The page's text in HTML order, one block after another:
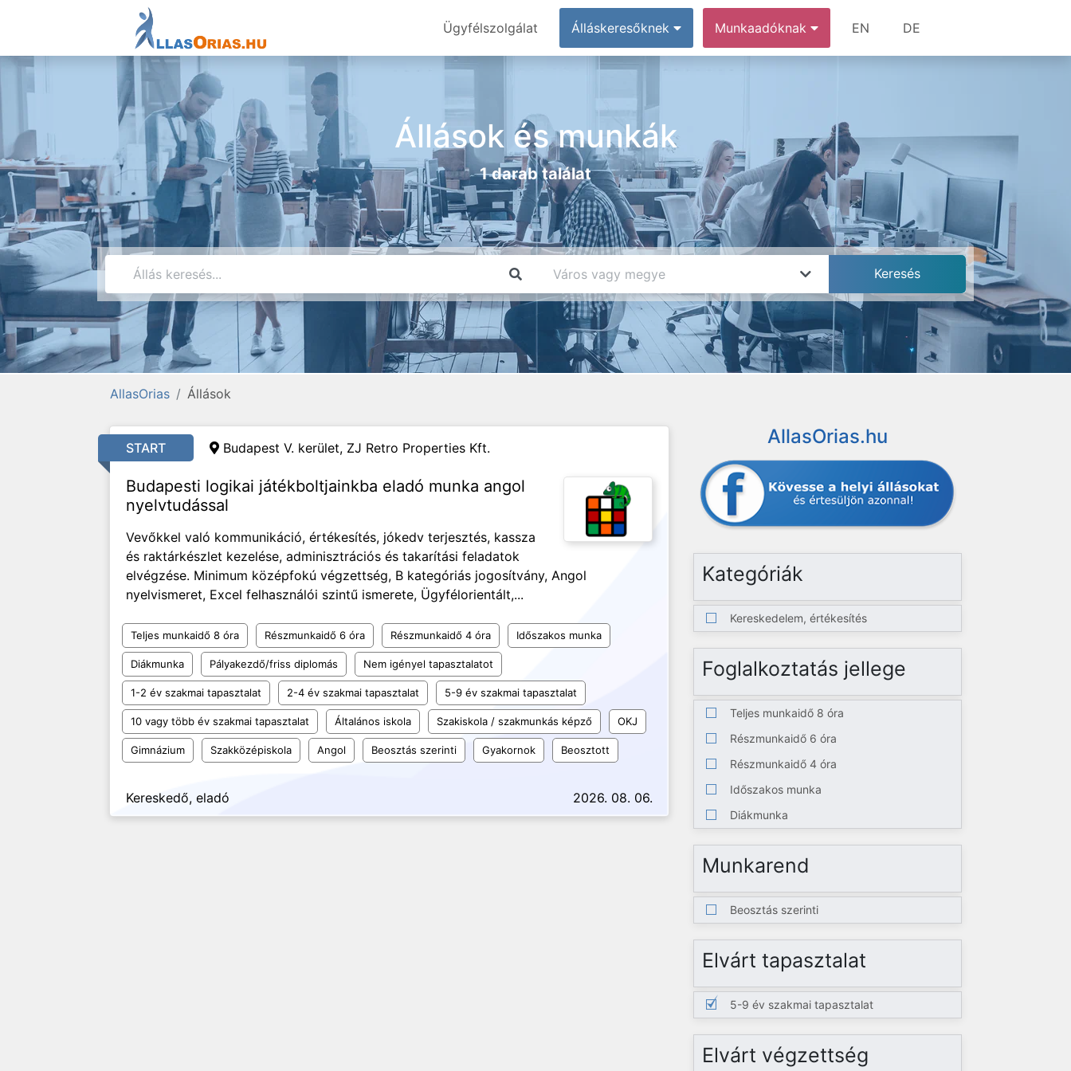
Ügyfélszolgálat Álláskeresőknek Munkaadóknak EN DE
Állások és munkák
1 darab találat
AllasOrias Állások
START Budapest V. kerület, ZJ Retro Properties Kft.
Budapesti logikai játékboltjainkba eladó munka angol
nyelvtudással
Vevőkkel való kommunikáció, értékesítés, jókedv terjesztés, kassza
és raktárkészlet kezelése, adminisztrációs és takarítási feladatok
elvégzése. Minimum középfokú végzettség, B kategóriás jogosítvány, Angol
nyelvismeret, Excel felhasználói szintű ismerete, Ügyfélorientált,...
Teljes munkaidő 8 óra Részmunkaidő 6 óra Részmunkaidő 4 óra Időszakos munka
Diákmunka Pályakezdő/friss diplomás Nem igényel tapasztalatot
1-2 év szakmai tapasztalat 2-4 év szakmai tapasztalat 5-9 év szakmai tapasztalat
10 vagy több év szakmai tapasztalat Általános iskola Szakiskola / szakmunkás képző OKJ
Gimnázium Szakközépiskola Angol Beosztás szerinti Gyakornok Beosztott
Kereskedő, eladó 2026. 08. 06.
AllasOrias.hu
Kategóriák
Kereskedelem, értékesítés
Foglalkoztatás jellege
Teljes munkaidő 8 óra
Részmunkaidő 6 óra
Részmunkaidő 4 óra
Időszakos munka
Diákmunka
Munkarend
Beosztás szerinti
Elvárt tapasztalat
5-9 év szakmai tapasztalat
Elvárt végzettség